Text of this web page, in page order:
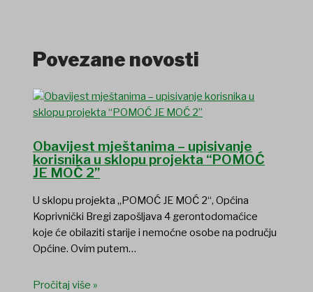
Povezane novosti
Obavijest mještanima – upisivanje
korisnika u sklopu projekta “POMOĆ
JE MOĆ 2”
U sklopu projekta „POMOĆ JE MOĆ 2“, Općina
Koprivnički Bregi zapošljava 4 gerontodomaćice
koje će obilaziti starije i nemoćne osobe na području
Općine. Ovim putem…
Pročitaj više »